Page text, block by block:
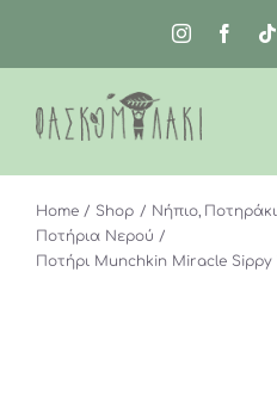
περιεχόμενο
Home Shop Νήπιο
Ποτήρια Νερού
Ποτήρι Munchkin Miracle Sippy